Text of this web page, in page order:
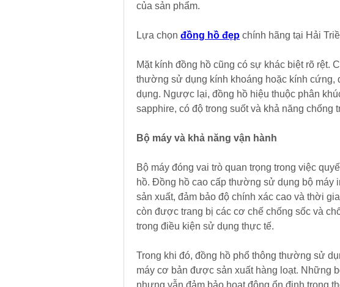
của sản phẩm.
Lựa chọn đồng hồ đẹp chính hãng tại Hải
Mặt kính đồng hồ cũng có sự khác biệt rõ rệt.
thường sử dụng kính khoáng hoặc kính cứng,
dụng. Ngược lại, đồng hồ hiệu thuộc phân
sapphire, có độ trong suốt và khả năng chống
Bộ máy và khả năng vận hành
Bộ máy đóng vai trò quan trọng trong việc
hồ. Đồng hồ cao cấp thường sử dụng bộ máy
sản xuất, đảm bảo độ chính xác cao và thời
còn được trang bị các cơ chế chống sốc và
trong điều kiện sử dụng thực tế.
Trong khi đó, đồng hồ phổ thông thường sử
máy cơ bản được sản xuất hàng loạt. Những